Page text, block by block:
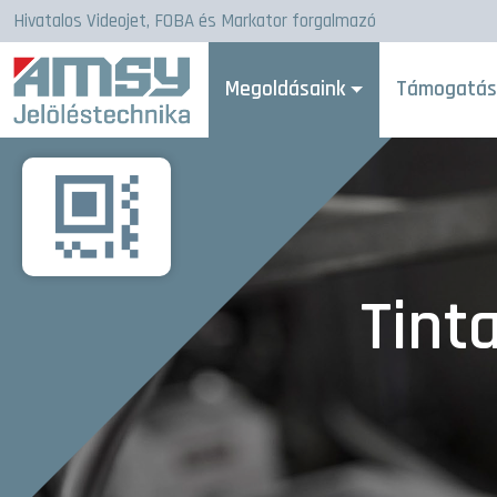
Hivatalos Videojet, FOBA és Markator forgalmazó
Megoldásaink Támogatás